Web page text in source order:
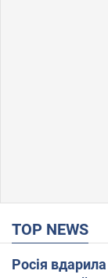
TOP NEWS
Росія